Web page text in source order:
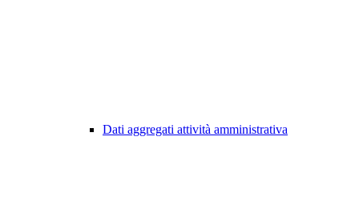
Dati aggregati attività amministrativa